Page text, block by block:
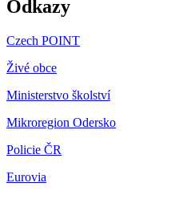
Odkazy
Czech POINT
Živé obce
Ministerstvo školství
Mikroregion Odersko
Policie ČR
Eurovia